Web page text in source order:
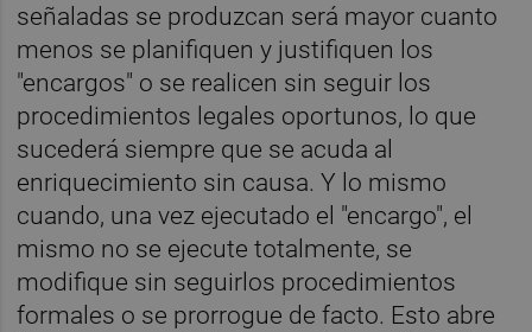
señaladas se produzcan será mayor cuanto
menos se planifiquen y justifiquen los
"encargos" o se realicen sin seguir los
procedimientos legales oportunos, lo que
sucederá siempre que se acuda al
enriquecimiento sin causa. Y lo mismo
cuando, una vez ejecutado el "encargo", el
mismo no se ejecute totalmente, se
modifique sin seguirlos procedimientos
formales o se prorrogue de facto. Esto abre